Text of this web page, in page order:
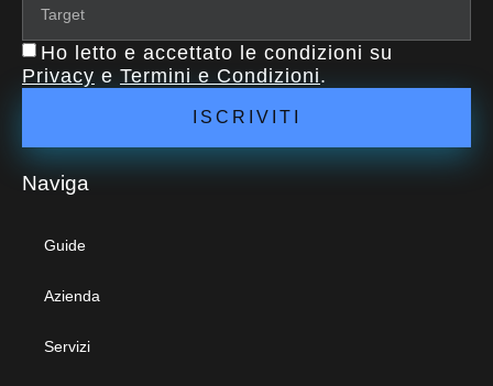
Ho letto e accettato le condizioni su
Privacy e Termini e Condizioni.
ISCRIVITI
Naviga
Guide
Azienda
Servizi